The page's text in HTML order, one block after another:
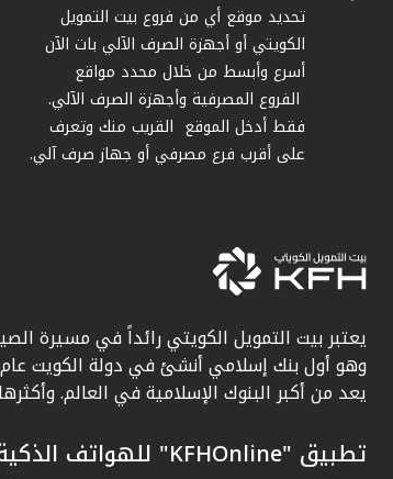
تحديد موقع أي من فروع بيت التمويل
الكويتي أو أجهزة الصرف الآلي بات الآن
أسرع وأبسط من خلال محدد مواقع
الفروع المصرفية وأجهزة الصرف الآلي.
فقط أدخل الموقع القريب منك وتعرف
على أقرب فرع مصرفي أو جهاز صرف آلي.
يعتبر بيت التمويل الكويتي رائداً في مسيرة
يعد من أكبر البنوك الإسلامية في العالم.
تطبيق "KFHOnline" للهواتف الذكية